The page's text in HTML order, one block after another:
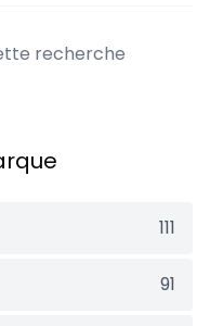
recherche
111
91